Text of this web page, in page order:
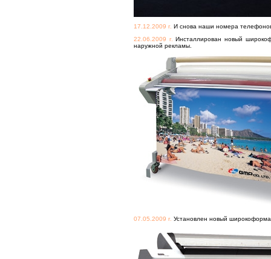
17.12.2009 г. И снова наши номера
22.06.2009 г. Инсталлирован новый
наружной рекламы.
07.05.2009 г. Установлен новый